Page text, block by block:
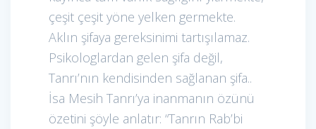
çeşit çeşit yöne yelken germekte.
Aklın şifaya gereksinimi tartışılamaz.
Psikologlardan gelen şifa değil,
Tanrı’nın kendisinden sağlanan şifa..
İsa Mesih Tanrı’ya inanmanın özünü
özetini şöyle anlatır: “Tanrın Rab’bi